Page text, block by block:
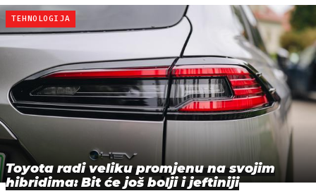
TEHNOLOGIJA
Toyota radi veliku promjenu na svojim
hibridima: Bit će još bolji i jeftiniji